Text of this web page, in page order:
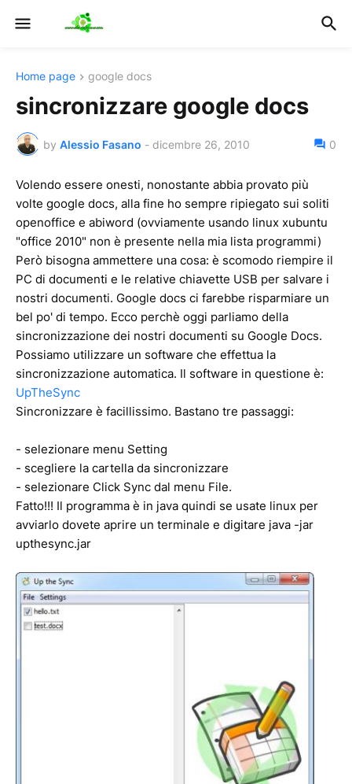
Home page google docs
sincronizzare google docs
by Alessio Fasano - dicembre 26, 2010 0
Volendo essere onesti, nonostante abbia provato più
volte google docs, alla fine ho sempre ripiegato sui soliti
openoffice e abiword (ovviamente usando linux xubuntu
"office 2010" non è presente nella mia lista programmi)
Però bisogna ammettere una cosa: è scomodo riempire il
PC di documenti e le relative chiavette USB per salvare i
nostri documenti. Google docs ci farebbe risparmiare un
bel po' di tempo. Ecco perchè oggi parliamo della
sincronizzazione dei nostri documenti su Google Docs.
Possiamo utilizzare un software che effettua la
sincronizzazione automatica. Il software in questione è:
UpTheSync
Sincronizzare è facillissimo. Bastano tre passaggi:
- selezionare menu Setting
- scegliere la cartella da sincronizzare
- selezionare Click Sync dal menu File.
Fatto!!! Il programma è in java quindi se usate linux per
avviarlo dovete aprire un terminale e digitare java -jar
upthesync.jar